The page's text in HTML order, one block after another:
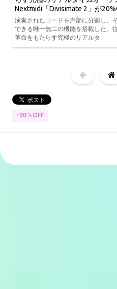
Nextmidi「Divisimate 2」が
演奏されたコードを声部に分割し、
できる唯一無二の機能を搭載した、
革命をもたらす究極のリアルタ
↑90％OFF